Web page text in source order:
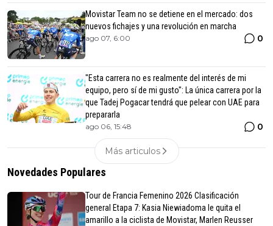
Movistar Team no se detiene en el mercado: dos
nuevos fichajes y una revolución en marcha
ago 07, 6:00 0
"Esta carrera no es realmente del interés de mi
equipo, pero sí de mi gusto": La única carrera por la
que Tadej Pogacar tendrá que pelear con UAE para
prepararla
ago 06, 15:48 0
Más articulos
Novedades Populares
Tour de Francia Femenino 2026 Clasificación
general Etapa 7: Kasia Niewiadoma le quita el
amarillo a la ciclista de Movistar, Marlen Reusser